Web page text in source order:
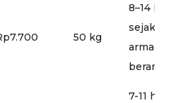
50 kg
8–14 hari
sejak
armada
7-11 hari